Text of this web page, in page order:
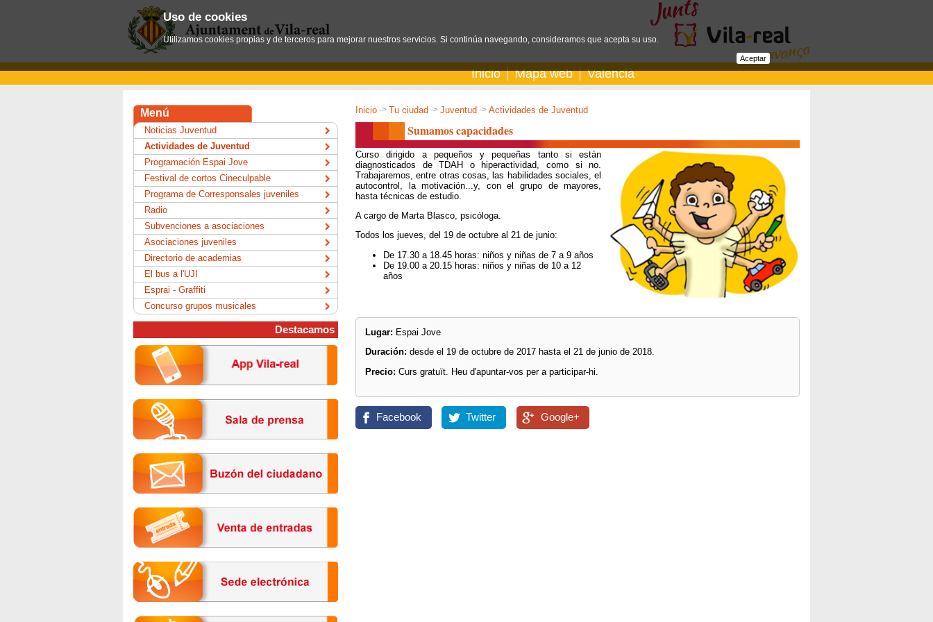
Inicio Mapa web Valencià
Inicio -> Tu ciudad -> Juventud -> Actividades de Juventud
Sumamos capacidades
Curso dirigido a pequeños y pequeñas tanto si están
diagnosticados de TDAH o hiperactividad, como si no.
Trabajaremos, entre otras cosas, las habilidades sociales, el
autocontrol, la motivación...y, con el grupo de mayores,
hasta técnicas de estudio.
A cargo de Marta Blasco, psicóloga.
Todos los jueves, del 19 de octubre al 21 de junio:
De 17.30 a 18.45 horas: niños y niñas de 7 a 9 años
De 19.00 a 20.15 horas: niños y niñas de 10 a 12
años
Lugar: Espai Jove
Duración:desde el 19 de octubre de 2017 hasta el 21 de junio de 2018.
Precio:Curs gratuït. Heu d'apuntar-vos per a participar-hi.
Facebook Twitter Google+
Menú
Noticias Juventud
Actividades de Juventud
Programación Espai Jove
Festival de cortos Cineculpable
Programa de Corresponsales juveniles
Radio
Subvenciones a asociaciones
Asociaciones juveniles
Directorio de academias
El bus a l'UJI
Esprai - Graffiti
Concurso grupos musicales
Destacamos
Uso de cookies
Utilizamos cookies propias y de terceros para mejorar nuestros servicios. Si continúa navegando, consideramos que acepta su uso.
Aceptar